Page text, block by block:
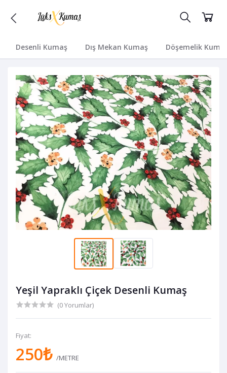
Desenli Kumaş Dış Mekan Kumaş Döşemelik
Yeşil Yapraklı Çiçek Desenli Kumaş
(0 Yorumlar)
Fiyat:
250₺ /METRE